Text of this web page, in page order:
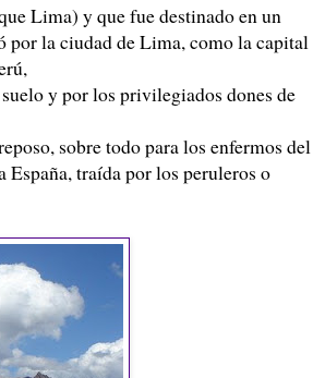
Lima) y que fue destinado en un
por la ciudad de Lima, como la capital
y por los privilegiados dones de
sobre todo para los enfermos del
España, traída por los peruleros o